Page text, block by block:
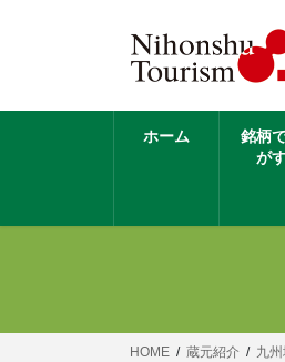
ホーム
銘柄
が
HOME 蔵元紹介 九